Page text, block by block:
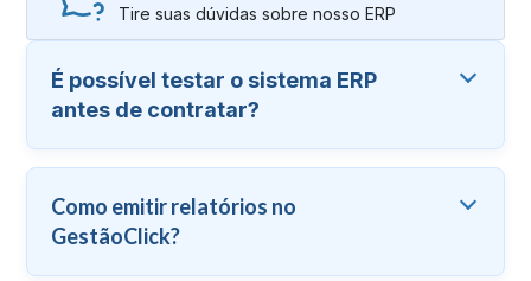
Tire suas dúvidas sobre nosso ERP
É possível testar o sistema ERP
antes de contratar?
Como emitir relatórios no
GestãoClick?